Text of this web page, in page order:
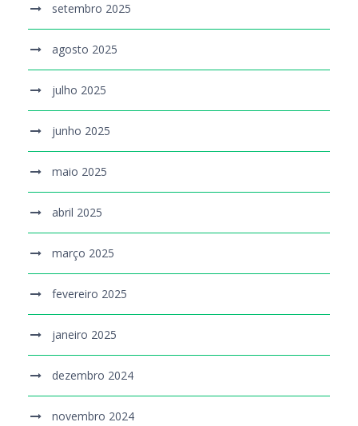
setembro 2025
agosto 2025
julho 2025
junho 2025
maio 2025
abril 2025
março 2025
fevereiro 2025
janeiro 2025
dezembro 2024
novembro 2024